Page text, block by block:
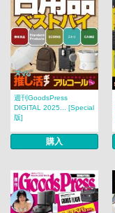
週刊GoodsPress
DIGITAL 2025... [Special
版]
購入